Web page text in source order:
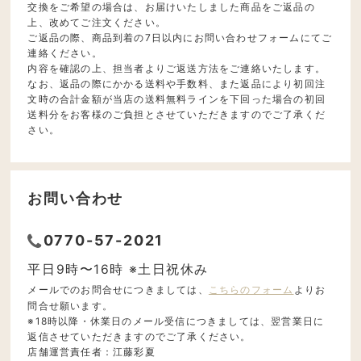
交換をご希望の場合は、お届けいたしました商品をご返品の
上、改めてご注文ください。
ご返品の際、商品到着の7日以内にお問い合わせフォームにてご
連絡ください。
内容を確認の上、担当者よりご返送方法をご連絡いたします。
なお、返品の際にかかる送料や手数料、また返品により初回注
文時の合計金額が当店の送料無料ラインを下回った場合の初回
送料分をお客様のご負担とさせていただきますのでご了承くだ
さい。
お問い合わせ
0770-57-2021
平日9時〜16時 ※土日祝休み
メールでのお問合せにつきましては、 こちらのフォーム よりお
問合せ願います。
※18時以降・休業日のメール受信につきましては、翌営業日に
返信させていただきますのでご了承ください。
店舗運営責任者：江藤彩夏